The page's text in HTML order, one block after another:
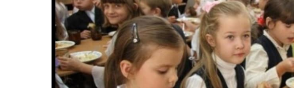
ВІЙСЬКОВІ НОВИНИ
НОВИНИ КУЛЬТУРИ